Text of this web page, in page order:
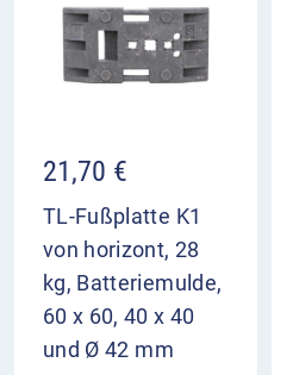
21,70 €
TL-Fußplatte K1
von horizont, 28
kg, Batteriemulde,
60 x 60, 40 x 40
und Ø 42 mm